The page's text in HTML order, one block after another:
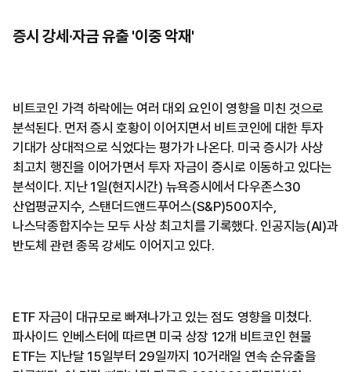
증시 강세·자금 유출 '이중 악재'
비트코인 가격 하락에는 여러 대외 요인이 영향을 미친 것으로
분석된다. 먼저 증시 호황이 이어지면서 비트코인에 대한 투자
기대가 상대적으로 식었다는 평가가 나온다. 미국 증시가 사상
최고치 행진을 이어가면서 투자 자금이 증시로 이동하고 있다는
분석이다. 지난 1일(현지시간) 뉴욕증시에서 다우존스30
산업평균지수, 스탠더드앤드푸어스(S&P)500지수,
나스닥종합지수는 모두 사상 최고치를 기록했다. 인공지능(AI)과
반도체 관련 종목 강세도 이어지고 있다.
ETF 자금이 대규모로 빠져나가고 있는 점도 영향을 미쳤다.
파사이드 인베스터에 따르면 미국 상장 12개 비트코인 현물
ETF는 지난달 15일부터 29일까지 10거래일 연속 순유출을